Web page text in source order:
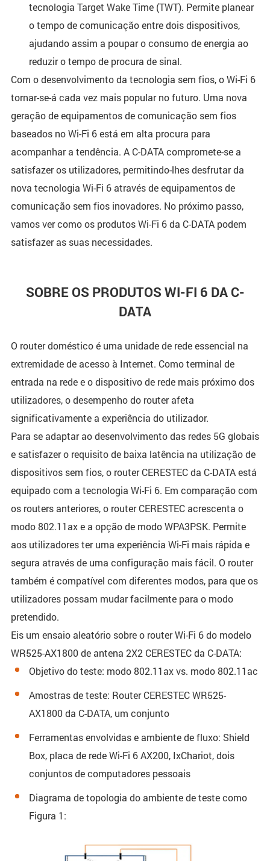
tecnologia Target Wake Time (TWT). Permite planear
o tempo de comunicação entre dois dispositivos,
ajudando assim a poupar o consumo de energia ao
reduzir o tempo de procura de sinal.
Com o desenvolvimento da tecnologia sem fios, o Wi-Fi 6
tornar-se-á cada vez mais popular no futuro. Uma nova
geração de equipamentos de comunicação sem fios
baseados no Wi-Fi 6 está em alta procura para
acompanhar a tendência. A C-DATA compromete-se a
satisfazer os utilizadores, permitindo-lhes desfrutar da
nova tecnologia Wi-Fi 6 através de equipamentos de
comunicação sem fios inovadores. No próximo passo,
vamos ver como os produtos Wi-Fi 6 da C-DATA podem
satisfazer as suas necessidades.
SOBRE OS PRODUTOS WI-FI 6 DA C-
DATA
O router doméstico é uma unidade de rede essencial na
extremidade de acesso à Internet. Como terminal de
entrada na rede e o dispositivo de rede mais próximo dos
utilizadores, o desempenho do router afeta
significativamente a experiência do utilizador.
Para se adaptar ao desenvolvimento das redes 5G globais
e satisfazer o requisito de baixa latência na utilização de
dispositivos sem fios, o router CERESTEC da C-DATA está
equipado com a tecnologia Wi-Fi 6. Em comparação com
os routers anteriores, o router CERESTEC acrescenta o
modo 802.11ax e a opção de modo WPA3PSK. Permite
aos utilizadores ter uma experiência Wi-Fi mais rápida e
segura através de uma configuração mais fácil. O router
também é compatível com diferentes modos, para que os
utilizadores possam mudar facilmente para o modo
pretendido.
Eis um ensaio aleatório sobre o router Wi-Fi 6 do modelo
WR525-AX1800 de antena 2X2 CERESTEC da C-DATA:
Objetivo do teste: modo 802.11ax vs. modo 802.11ac
Amostras de teste: Router CERESTEC WR525-
AX1800 da C-DATA, um conjunto
Ferramentas envolvidas e ambiente de fluxo: Shield
Box, placa de rede Wi-Fi 6 AX200, IxChariot, dois
conjuntos de computadores pessoais
Diagrama de topologia do ambiente de teste como
Figura 1: